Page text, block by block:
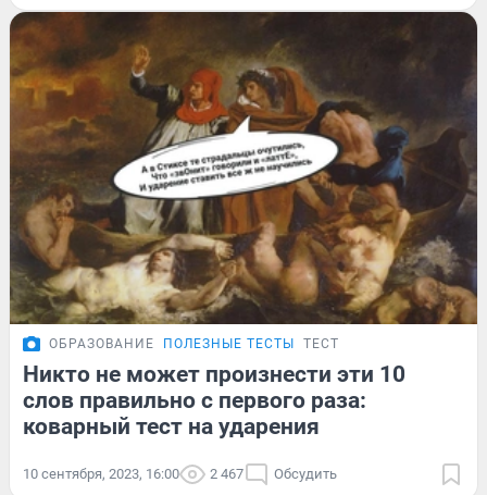
ОБРАЗОВАНИЕ ПОЛЕЗНЫЕ ТЕСТЫ ТЕСТ
Никто не может произнести эти 10
слов правильно с первого раза:
коварный тест на ударения
10 сентября, 2023, 16:00 2 467 Обсудить